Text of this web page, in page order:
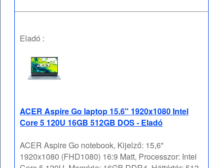
Eladó :
ACER Aspire Go laptop 15.6" 1920x1080 Intel
Core 5 120U 16GB 512GB DOS - Eladó
ACER Aspire Go notebook, Kijelző: 15,6"
1920x1080 (FHD1080) 16:9 Matt, Processzor: Intel